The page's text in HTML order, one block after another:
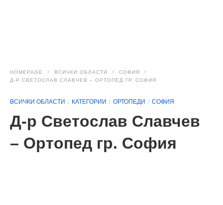
HOMEPAGE ВСИЧКИ ОБЛАСТИ
СОФИЯ
Д-Р СВЕТОСЛАВ СЛАВЧЕВ – ОРТОПЕД ГР. СОФИЯ
ВСИЧКИ ОБЛАСТИ КАТЕГОРИИ ОРТОПЕДИ СОФИЯ
Д-р Светослав Славчев
– Ортопед гр. София